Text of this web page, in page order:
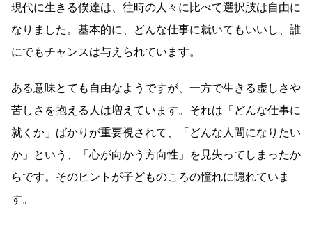
現代に生きる僕達は、往時の人々に比べて選択肢は自由に
なりました。基本的に、どんな仕事に就いてもいいし、誰
にでもチャンスは与えられています。
ある意味とても自由なようですが、一方で生きる虚しさや
苦しさを抱える人は増えています。それは「どんな仕事に
就くか」ばかりが重要視されて、「どんな人間になりたい
か」という、「心が向かう方向性」を見失ってしまったか
らです。そのヒントが子どものころの憧れに隠れていま
す。